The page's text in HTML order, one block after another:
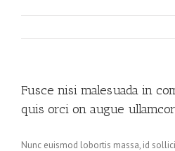
Fusce nisi malesuada in
quis orci on augue
Nunc euismod lobortis massa, id